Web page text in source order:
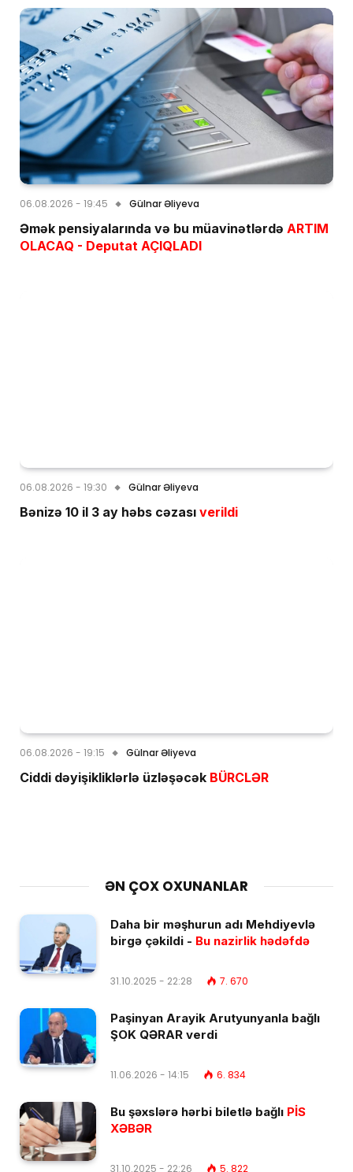
06.08.2026 - 19:45 Gülnar Əliyeva
Əmək pensiyalarında və bu müavinətlərdə ARTIM
OLACAQ - Deputat AÇIQLADI
06.08.2026 - 19:30 Gülnar Əliyeva
Bənizə 10 il 3 ay həbs cəzası verildi
06.08.2026 - 19:15 Gülnar Əliyeva
Ciddi dəyişikliklərlə üzləşəcək BÜRCLƏR
ƏN ÇOX OXUNANLAR
Daha bir məşhurun adı Mehdiyevlə
birgə çəkildi - Bu nazirlik hədəfdə
31.10.2025 - 22:28 7. 670
Paşinyan Arayik Arutyunyanla bağlı
ŞOK QƏRAR verdi
11.06.2026 - 14:15 6. 834
Bu şəxslərə hərbi biletlə bağlı PİS
XƏBƏR
31.10.2025 - 22:26 5. 822